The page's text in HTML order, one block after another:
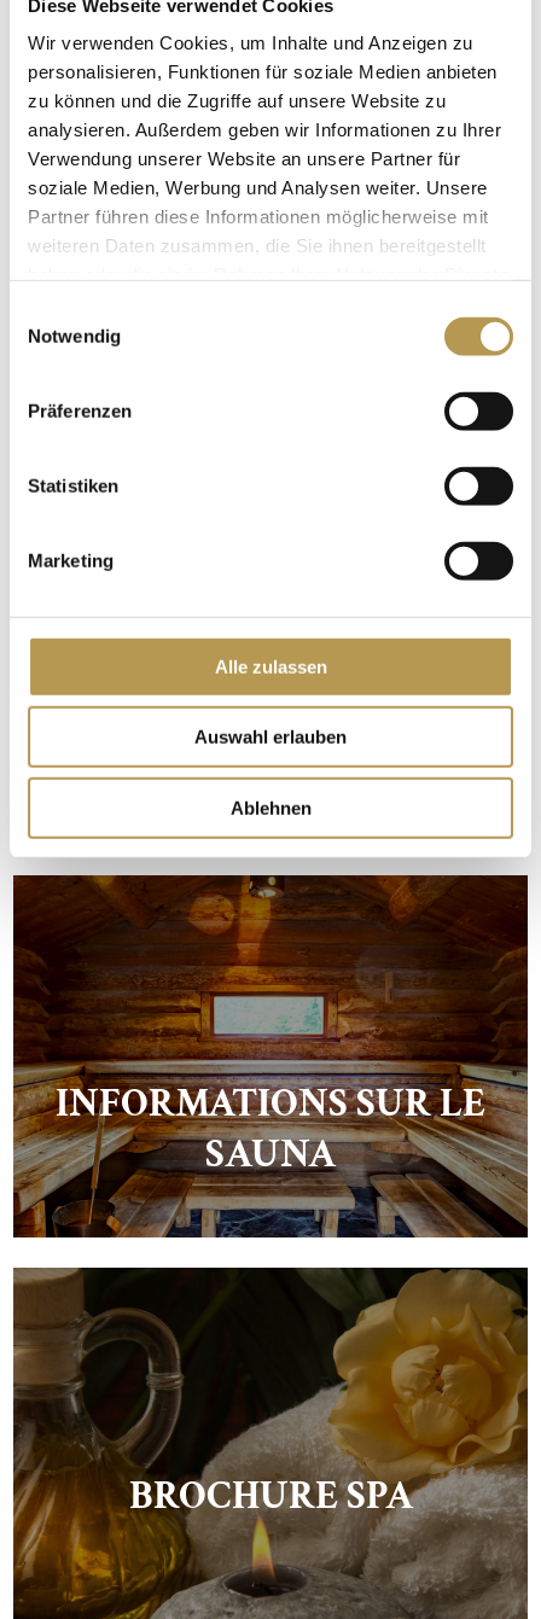
Diese Webseite verwendet Cookies
Wir verwenden Cookies, um Inhalte und Anzeigen zu
personalisieren, Funktionen für soziale Medien anbieten
zu können und die Zugriffe auf unsere Website zu
analysieren. Außerdem geben wir Informationen zu Ihrer
Verwendung unserer Website an unsere Partner für
soziale Medien, Werbung und Analysen weiter. Unsere
Partner führen diese Informationen möglicherweise mit
weiteren Daten zusammen, die Sie ihnen bereitgestellt
Notwendig
Präferenzen
Statistiken
Marketing
Alle zulassen
Auswahl erlauben
Ablehnen
DAY SPA
VACANCES DE YOGA
INFORMATIONS SUR LE
SAUNA
BROCHURE SPA